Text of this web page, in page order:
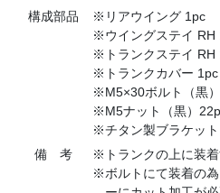
構成部品
※リアウイング 1pc
※ウイングステイ RH
※トランクステイ RH
※トランクカバー 1pc
※M5×30ボルト（黒
※M5ナット（黒）
※チタン製ブラケッ
備 考
※トランクの上に装着
※ボルトにて装着の